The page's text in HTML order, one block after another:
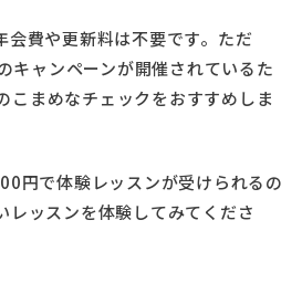
費や更新料は不要です。ただ
キャンペーンが開催されているた
こまめなチェックをおすすめしま
円で体験レッスンが受けられるの
レッスンを体験してみてくださ